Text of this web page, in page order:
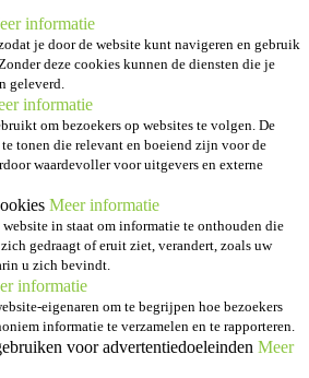
informatie
je door de website kunt navigeren en gebruik
deze cookies kunnen de diensten die je
geleverd.
informatie
om bezoekers op websites te volgen. De
tonen die relevant en boeiend zijn voor de
waardevoller voor uitgevers en externe
Meer informatie
in staat om informatie te onthouden die
gedraagt of eruit ziet, verandert, zoals uw
u zich bevindt.
informatie
eigenaren om te begrijpen hoe bezoekers
informatie te verzamelen en te rapporteren.
voor advertentiedoeleinden Meer